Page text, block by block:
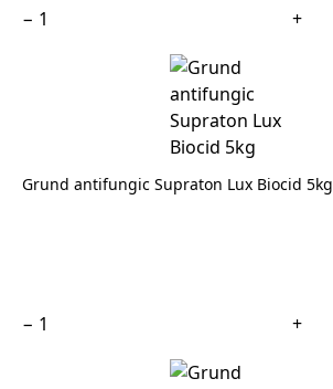
− +
Grund antifungic Supraton Lux Biocid 5kg
− +